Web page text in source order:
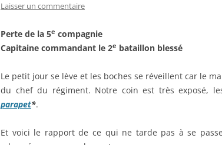
Laisser un commentaire
Perte de la 5e compagnie
Capitaine commandant le 2e bataillon blessé
Le petit jour se lève et les boches se réveillent car le
du chef du régiment. Notre coin est très exposé,
parapet*.
Et voici le rapport de ce qui ne tarde pas à se